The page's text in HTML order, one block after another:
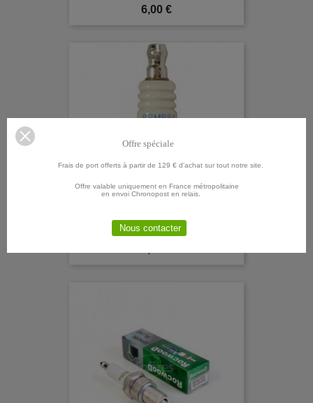
Prix
6,00 €
Bougie D'allumage NGK BMR6A
Offre spéciale
Nous contacter
Offre valable uniquement en France métropolitaine
en envoi Chronopost en relais.
Frais de port offerts à partir de 129 € d'achat sur tout notre site.